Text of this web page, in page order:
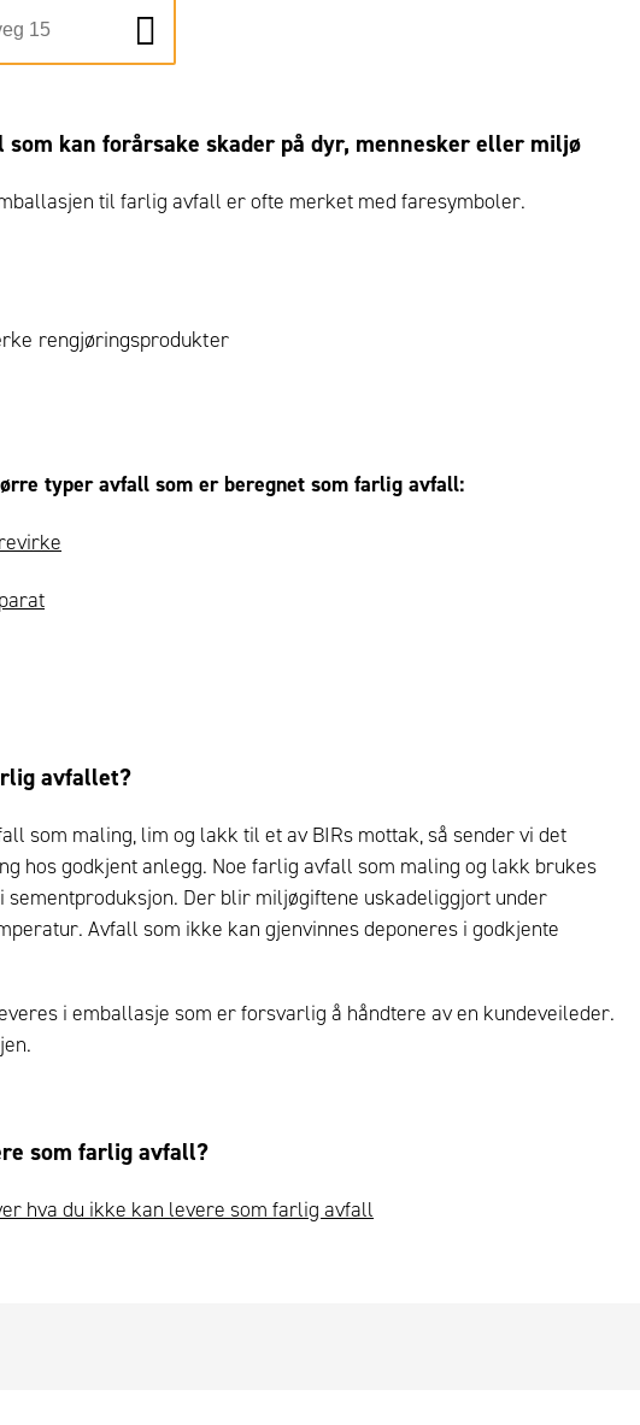
som kan forårsake skader på dyr, mennesker eller miljø
til farlig avfall er ofte merket med faresymboler.
rengjøringsprodukter
typer avfall som er beregnet som farlig avfall:
avfallet?
som maling, lim og lakk til et av BIRs mottak, så sender vi det
hos godkjent anlegg. Noe farlig avfall som maling og lakk brukes
Der blir miljøgiftene uskadeliggjort under
Avfall som ikke kan gjenvinnes deponeres i godkjente
i emballasje som er forsvarlig å håndtere av en kundeveileder.
som farlig avfall?
hva du ikke kan levere som farlig avfall